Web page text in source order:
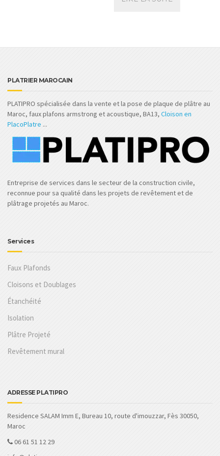
PLATRIER MAROCAIN
PLATIPRO spécialisée dans la vente et la pose de plaque de plâtre au
Maroc, faux plafons armstrong et acoustique, BA13, Cloison en
PlacoPlatre ...
Entreprise de services dans le secteur de la construction civile,
reconnue pour sa qualité dans les projets de revêtement et de
plâtrage projetés au Maroc.
Services
Faux Plafonds
Cloisons et Doublages
Étanchéité
Isolation
Plâtre Projeté
Revêtement mural
ADRESSE PLATIPRO
Residence SALAM Imm E, Bureau 10, route d'imouzzar, Fès 30050,
Maroc
06 61 51 12 29